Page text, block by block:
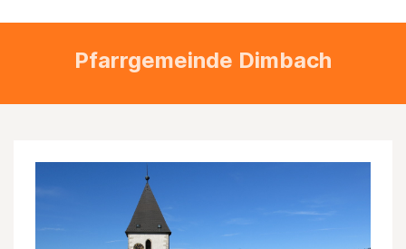
Pfarrgemeinde Dimbach